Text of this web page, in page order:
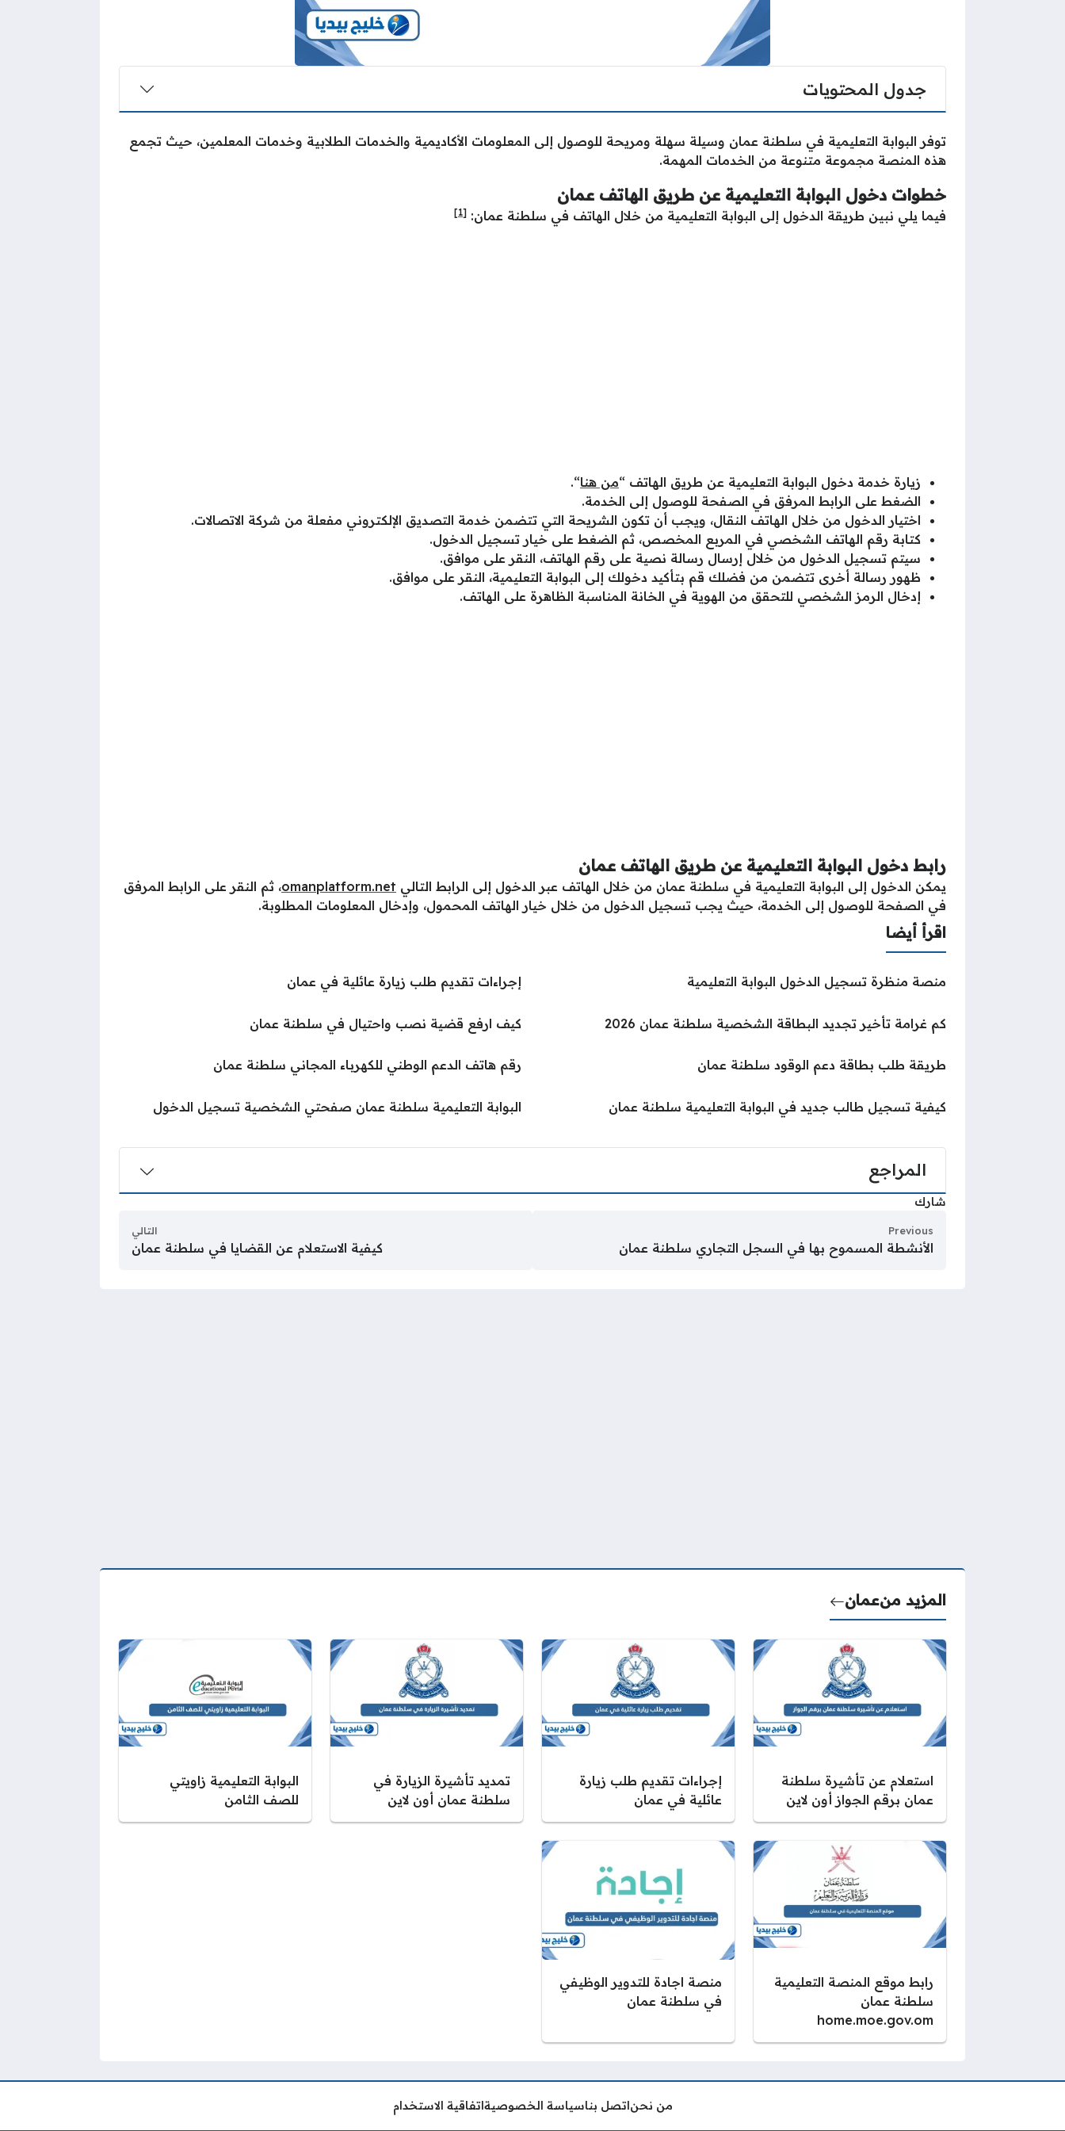
جدول المحتويات
توفر البوابة التعليمية في سلطنة عمان وسيلة سهلة ومريحة للوصول إلى المعلومات الأكاديمية والخدمات الطلابية وخدمات المعلمين، حيث تجمع
هذه المنصة مجموعة متنوعة من الخدمات المهمة.
خطوات دخول البوابة التعليمية عن طريق الهاتف عمان
فيما يلي نبين طريقة الدخول إلى البوابة التعليمية من خلال الهاتف في سلطنة عمان: [1]
زيارة خدمة دخول البوابة التعليمية عن طريق الهاتف “من هنا“.
الضغط على الرابط المرفق في الصفحة للوصول إلى الخدمة.
اختيار الدخول من خلال الهاتف النقال، ويجب أن تكون الشريحة التي تتضمن خدمة التصديق الإلكتروني مفعلة من شركة الاتصالات.
كتابة رقم الهاتف الشخصي في المربع المخصص، ثم الضغط على خيار تسجيل الدخول.
سيتم تسجيل الدخول من خلال إرسال رسالة نصية على رقم الهاتف، النقر على موافق.
ظهور رسالة أخرى تتضمن من فضلك قم بتأكيد دخولك إلى البوابة التعليمية، النقر على موافق.
إدخال الرمز الشخصي للتحقق من الهوية في الخانة المناسبة الظاهرة على الهاتف.
رابط دخول البوابة التعليمية عن طريق الهاتف عمان
يمكن الدخول إلى البوابة التعليمية في سلطنة عمان من خلال الهاتف عبر الدخول إلى الرابط التالي omanplatform.net، ثم النقر على الرابط المرفق
في الصفحة للوصول إلى الخدمة، حيث يجب تسجيل الدخول من خلال خيار الهاتف المحمول، وإدخال المعلومات المطلوبة.
اقرأ أيضا
منصة منظرة تسجيل الدخول البوابة التعليمية إجراءات تقديم طلب زيارة عائلية في عمان
كم غرامة تأخير تجديد البطاقة الشخصية سلطنة عمان 2026 كيف ارفع قضية نصب واحتيال في سلطنة عمان
طريقة طلب بطاقة دعم الوقود سلطنة عمان رقم هاتف الدعم الوطني للكهرباء المجاني سلطنة عمان
كيفية تسجيل طالب جديد في البوابة التعليمية سلطنة عمان البوابة التعليمية سلطنة عمان صفحتي الشخصية تسجيل الدخول
المراجع
شارك
Previous
الأنشطة المسموح بها في السجل التجاري سلطنة عمان
التالي
كيفية الاستعلام عن القضايا في سلطنة عمان
المزيد منعمان
استعلام عن تأشيرة سلطنة
عمان برقم الجواز أون لاين
إجراءات تقديم طلب زيارة
عائلية في عمان
تمديد تأشيرة الزيارة في
سلطنة عمان أون لاين
البوابة التعليمية زاويتي
للصف الثامن
رابط موقع المنصة التعليمية
سلطنة عمان
home.moe.gov.om
منصة اجادة للتدوير الوظيفي
في سلطنة عمان
من نحناتصل بناسياسة الخصوصيةاتفاقية الاستخدام